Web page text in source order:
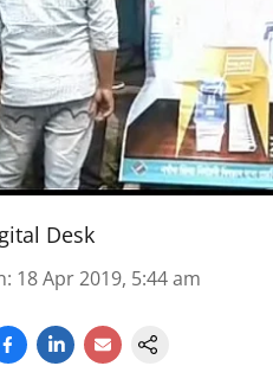
Desk
: 18 Apr 2019, 5:44 am